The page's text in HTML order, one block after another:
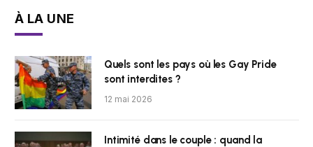
À LA UNE
Quels sont les pays où les Gay Pride
sont interdites ?
12 mai 2026
Intimité dans le couple : quand la